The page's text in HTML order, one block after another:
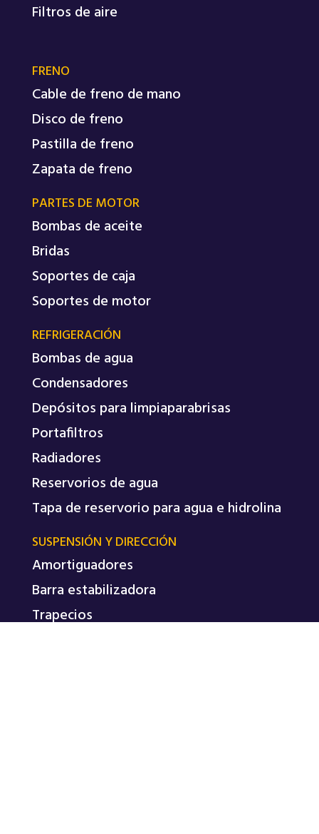
Filtros de aire
FRENO
Cable de freno de mano
Disco de freno
Pastilla de freno
Zapata de freno
PARTES DE MOTOR
Bombas de aceite
Bridas
Soportes de caja
Soportes de motor
REFRIGERACIÓN
Bombas de agua
Condensadores
Depósitos para limpiaparabrisas
Portafiltros
Radiadores
Reservorios de agua
Tapa de reservorio para agua e hidrolina
SUSPENSIÓN Y DIRECCIÓN
Amortiguadores
Barra estabilizadora
Trapecios